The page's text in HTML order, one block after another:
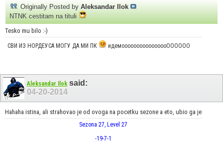
Originally Posted by Aleksandar Ilok
NTNK cestitam na tituli
Tesko mu bilo :-)
СВИ ИЗ НОРДЕУСА МОГУ ДА МИ ПК идемоооооооооооооооОООООО
Aleksandar Ilok said:
04-20-2014
Hahaha istina, ali strahovao je od ovoga na pocetku sezone a eto, ubio ga je
Sezona 27, Level 27
-19-7-1